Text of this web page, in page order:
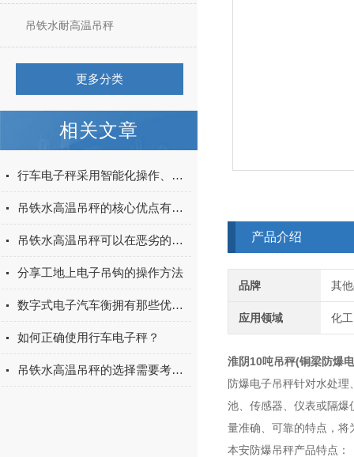
吊铁水耐高温吊秤
更多分类
相关文章
行车电子秤采用智能化操作、适应性强
吊铁水高温吊秤的核心优点有哪些？
吊铁水高温吊秤可以在恶劣的工业环境中提供稳定的数据传输
分享工地上电子吊钩的操作方法
数字式电子汽车衡拥有那些优势呢？看看本篇吧
如何正确使用行车电子秤？
吊铁水高温吊秤的选择需要考虑便携性和耐用性
产品介绍
品牌 其
应用领域 化
淮阴10吨吊秤(铜梁防爆
防爆电子吊秤针对水处
池、传感器、仪表或隔
量准确、可靠的特点，
本安防爆吊秤产品特点：